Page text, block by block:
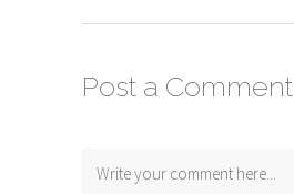
Post a Comment